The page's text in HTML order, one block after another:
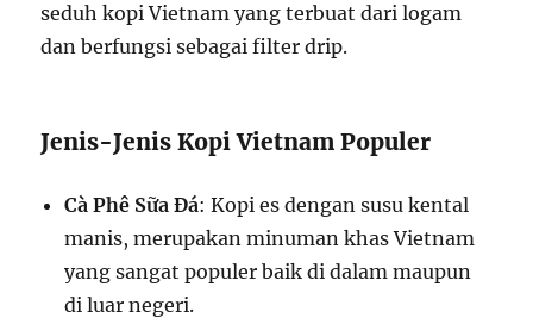
seduh kopi Vietnam yang terbuat dari logam
dan berfungsi sebagai filter drip.
Jenis-Jenis Kopi Vietnam Populer
Cà Phê Sữa Đá: Kopi es dengan susu kental
manis, merupakan minuman khas Vietnam
yang sangat populer baik di dalam maupun
di luar negeri.